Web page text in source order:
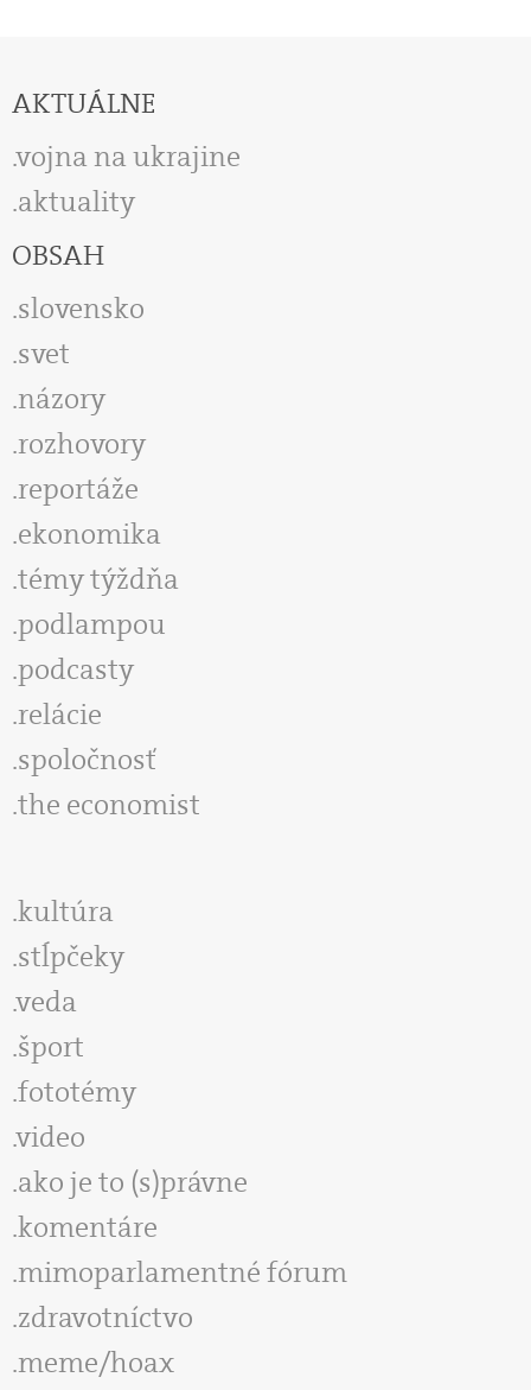
AKTUÁLNE
vojna na ukrajine
aktuality
OBSAH
slovensko
svet
názory
rozhovory
reportáže
ekonomika
témy týždňa
podlampou
podcasty
relácie
spoločnosť
the economist
kultúra
stĺpčeky
veda
šport
fototémy
video
ako je to (s)právne
komentáre
mimoparlamentné fórum
zdravotníctvo
meme/hoax